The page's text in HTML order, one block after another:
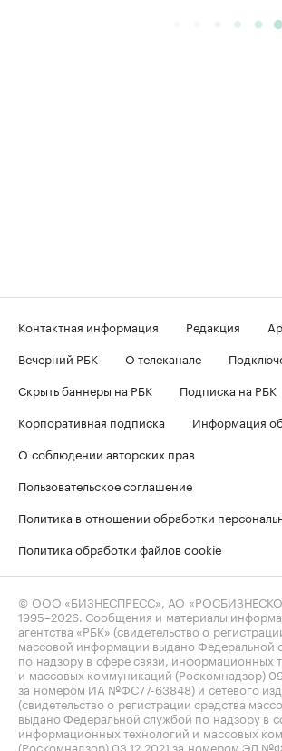
Контактная информация Редакция
Вечерний РБК
О телеканале
Скрыть баннеры на РБК
Подписка на РБК
Корпоративная подписка
Информация
О соблюдении авторских прав
Пользовательское соглашение
Политика в отношении обработки
Политика обработки файлов cookie
© ООО «БИЗНЕСПРЕСС», АО
1995–2026 . Сообщения и материалы
агентства «РБК» (свидетельство о
массовой информации выдано Федеральной
по надзору в сфере связи, информационных
и массовых коммуникаций (Роскомнадзор)
за номером ИА №ФС77-63848) и сетевого
(свидетельство о регистрации средства
выдано Федеральной службой по надзору в
информационных технологий и массовых
(Роскомнадзор) 03.12.2021 за номером ЭЛ